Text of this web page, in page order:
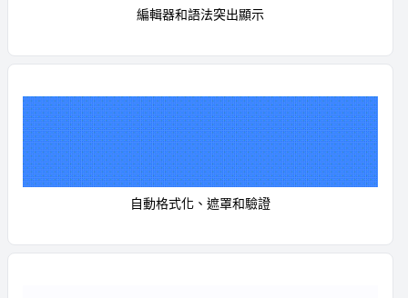
編輯器和語法突出顯示
自動格式化、遮罩和驗證